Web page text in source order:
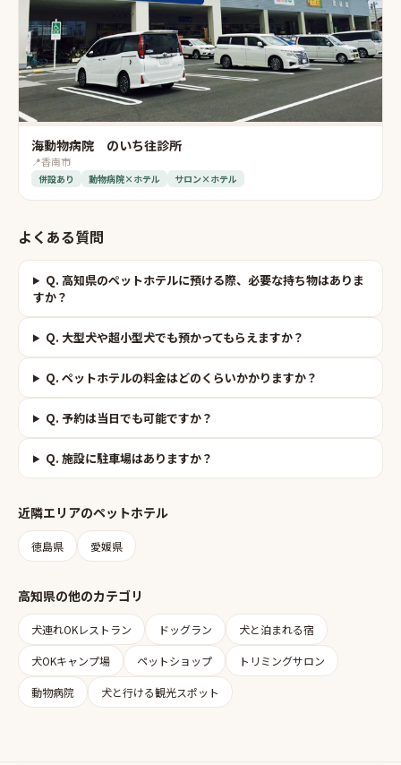
海動物病院 のいち往診所
📍香南市
併設あり 動物病院×ホテル サロン×ホテル
よくある質問
Q. 高知県のペットホテルに預ける際、必要な持ち物はありま
すか？
Q. 大型犬や超小型犬でも預かってもらえますか？
Q. ペットホテルの料金はどのくらいかかりますか？
Q. 予約は当日でも可能ですか？
Q. 施設に駐車場はありますか？
近隣エリアのペットホテル
徳島県 愛媛県
高知県の他のカテゴリ
犬連れOKレストラン ドッグラン 犬と泊まれる宿
犬OKキャンプ場 ペットショップ トリミングサロン
動物病院 犬と行ける観光スポット